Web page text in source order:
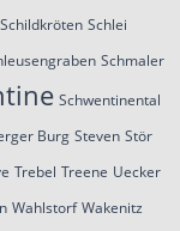
Schildkröten Schlei
Schmaler
Schwentinental
Burg Steven Stör
Trebel Treene Uecker
Wahlstorf Wakenitz